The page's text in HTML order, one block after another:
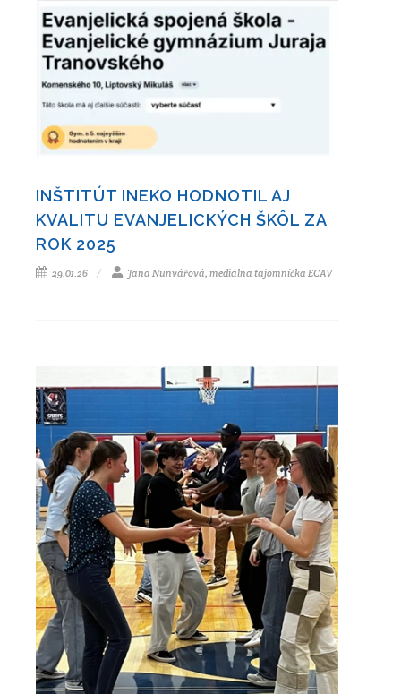
INŠTITÚT INEKO HODNOTIL AJ
KVALITU EVANJELICKÝCH ŠKÔL ZA
ROK 2025
29.01.26 Jana Nunvářová, mediálna tajomníčka ECAV